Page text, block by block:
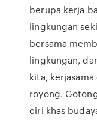
berupa kerja
lingkungan
bersama
lingkungan,
kita,
royong.
ciri khas